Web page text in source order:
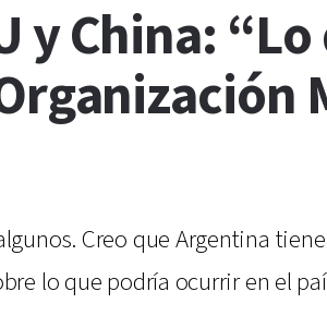
y China:
Creo que Argentina
lo que podría ocurrir en el